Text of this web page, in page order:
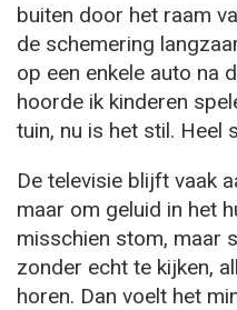
buiten door het raam
de schemering
op een enkele auto na
hoorde ik kinderen
tuin, nu is het stil. Heel
De televisie blijft vaak
maar om geluid in het
misschien stom, maar
zonder echt te kijken,
horen. Dan voelt het